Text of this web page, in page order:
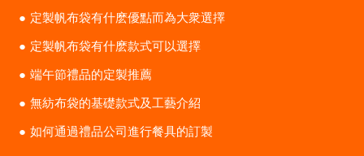
定製帆布袋有什麽優點而為大衆選擇
定製帆布袋有什麽款式可以選擇
端午節禮品的定製推薦
無紡布袋的基礎款式及工藝介紹
如何通過禮品公司進行餐具的訂製